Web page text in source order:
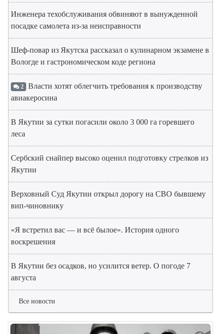
Инженера техобслуживания обвиняют в вынужденной
посадке самолета из-за неисправности
Шеф-повар из Якутска рассказал о кулинарном экзамене в
Вологде и гастрономическом коде региона
2 Власти хотят облегчить требования к производству
авиакеросина
В Якутии за сутки погасили около 3 000 га горевшего
леса
Сербский снайпер высоко оценил подготовку стрелков из
Якутии
Верховный Суд Якутии открыл дорогу на СВО бывшему
вип-чиновнику
«Я встретил вас — и всё былое». История одного
воскрешения
В Якутии без осадков, но усилится ветер. О погоде 7
августа
Все новости